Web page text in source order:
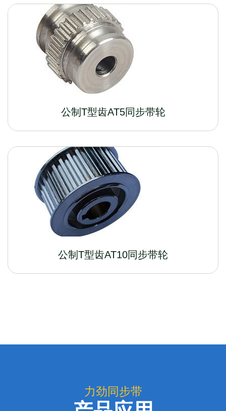
公制T型齿AT5同步带轮
公制T型齿AT10同步带轮
力劲同步带